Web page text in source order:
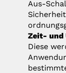
Aus-
Zeit- und
Diese